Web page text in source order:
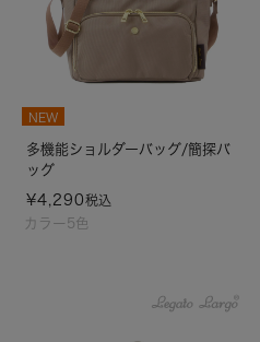
カラー5色
NEW
多機能ショルダーバッグ/簡探バ
ッグ
¥4,290税込